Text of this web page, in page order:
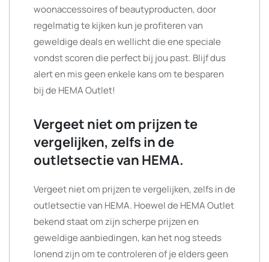
woonaccessoires of beautyproducten, door
regelmatig te kijken kun je profiteren van
geweldige deals en wellicht die ene speciale
vondst scoren die perfect bij jou past. Blijf dus
alert en mis geen enkele kans om te besparen
bij de HEMA Outlet!
Vergeet niet om prijzen te
vergelijken, zelfs in de
outletsectie van HEMA.
Vergeet niet om prijzen te vergelijken, zelfs in de
outletsectie van HEMA. Hoewel de HEMA Outlet
bekend staat om zijn scherpe prijzen en
geweldige aanbiedingen, kan het nog steeds
lonend zijn om te controleren of je elders geen